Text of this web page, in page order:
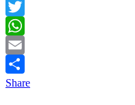
Facebook
Twitter
WhatsApp
Email
Share